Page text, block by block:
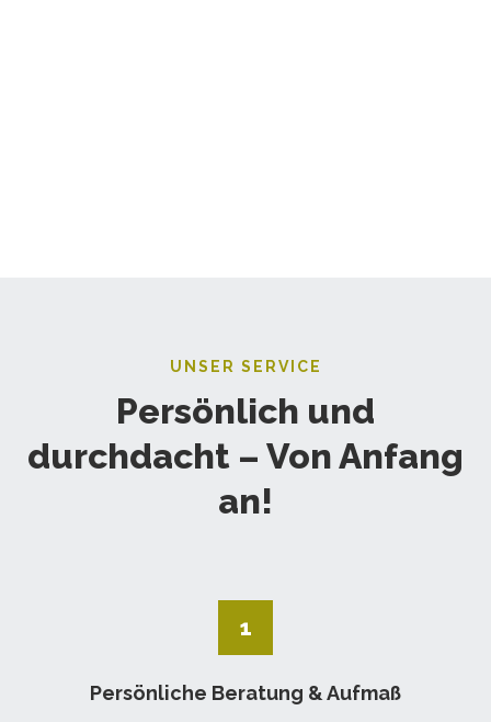
UNSER SERVICE
Persönlich und
durchdacht – Von Anfang
an!
1
Persönliche Beratung & Aufmaß